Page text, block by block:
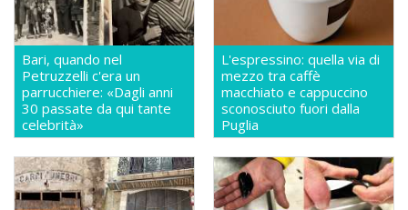
Bari, quando nel
Petruzzelli c'era un
parrucchiere: «Dagli anni
30 passate da qui tante
celebrità»
L'espressino: quella via di
mezzo tra caffè
macchiato e cappuccino
sconosciuto fuori dalla
Puglia